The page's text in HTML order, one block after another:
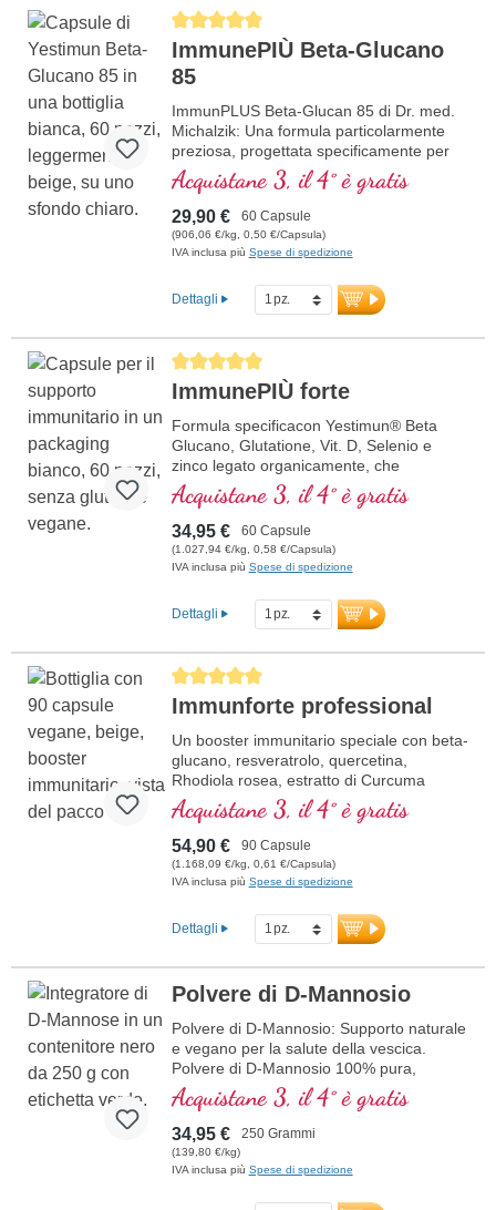
esperienza nei nutrienti vitali e più di 20
anni di esperienza nella produzione di
integratori alimentari di alta qualità.
Ulteriori informazioni sulle capsule
di D-Mannose
Average rating of 5 out of 5 stars
ImmunePIÙ Beta-Glucano
85
ImmunPLUS Beta-Glucan 85 di Dr. med.
Michalzik: Una formula particolarmente
preziosa, progettata specificamente per
supportare il tuo sistema immunitario.
Contiene Yestimun® 1,3/1,6-Beta-D-
Glucan di alta qualità con un alto
contenuto di beta-glucano del 85% e
vitamina C naturale da CamuCamu. La
vitamina C naturale contribuisce alla
normale funzione del sistema immunitario.
massima qualità e purezza. Sviluppato da
medici, prodotto internamente in
Germania, vegano, non OGM e senza
alluminio, certificazioni ISO e HACCP, e
oltre 20 anni di esperienza garantiscono
la massima qualità.
ulteriori informazioni su ImmunPLUS
Beta-Glucan 85
Acquistane 3, il 4° è gratis
29,90 € 60 Capsule
(906,06 €/kg, 0,50 €/Capsula)
IVA inclusa più Spese di spedizione
Dettagli
Average rating of 5 out of 5 stars
ImmunePIÙ forte
Formula specificacon Yestimun® Beta
Glucano, Glutatione, Vit. D, Selenio e
zinco legato organicamente, che
contribuisce a una normale funzione del
sistema immunitario.
Acquistane 3, il 4° è gratis
34,95 € 60 Capsule
(1.027,94 €/kg, 0,58 €/Capsula)
IVA inclusa più Spese di spedizione
Dettagli
Average rating of 5 out of 5 stars
Immunforte professional
Un booster immunitario speciale con beta-
glucano, resveratrolo, quercetina,
Rhodiola rosea, estratto di Curcuma
longa, EGCG ed estratto di piperina.
Vitamina D3, vitamina C, selenio e zinco
supportano un sistema immunitario sano.
Acquistane 3, il 4° è gratis
54,90 € 90 Capsule
(1.168,09 €/kg, 0,61 €/Capsula)
IVA inclusa più Spese di spedizione
Dettagli
Polvere di D-Mannosio
Polvere di D-Mannosio: Supporto naturale
e vegano per la salute della vescica.
Polvere di D-Mannosio 100% pura,
altamente pura e senza additivi. 250 g per
contenitore, dosabile flessibilmente.
più informazioni sulla polvere di D-
Mannosio
Acquistane 3, il 4° è gratis
34,95 € 250 Grammi
(139,80 €/kg)
IVA inclusa più Spese di spedizione